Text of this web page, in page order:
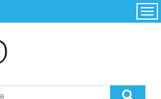
Početna